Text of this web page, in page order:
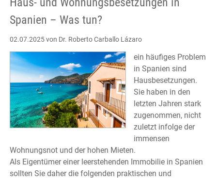
Spanien – Was tun?
02.07.2025von Dr. Roberto Carballo Lázaro
ein häufiges Problem
in Spanien sind
Hausbesetzungen.
Sie haben in den
letzten Jahren stark
zugenommen, nicht
zuletzt infolge der
immensen
Wohnungsnot und der hohen Mieten.
Als Eigentümer einer leerstehenden Immobilie in Spanien
sollten Sie daher die folgenden praktischen und